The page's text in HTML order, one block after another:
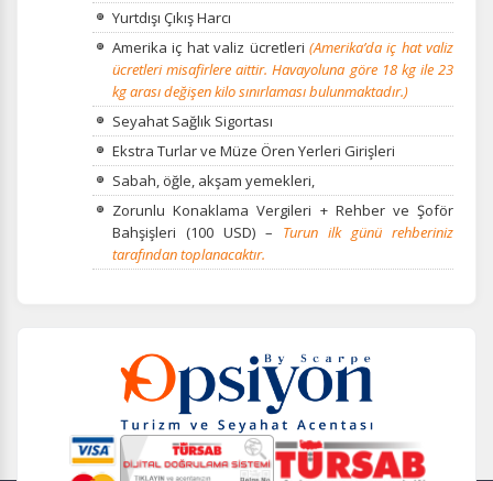
Yurtdışı Çıkış Harcı
Amerika iç hat valiz ücretleri (Amerika’da iç hat valiz
ücretleri misafirlere aittir. Havayoluna göre 18 kg ile 23
kg arası değişen kilo sınırlaması bulunmaktadır.)
Seyahat Sağlık Sigortası
Ekstra Turlar ve Müze Ören Yerleri Girişleri
Sabah, öğle, akşam yemekleri,
Zorunlu Konaklama Vergileri + Rehber ve Şoför
Bahşişleri (100 USD) – Turun ilk günü rehberiniz
tarafından toplanacaktır.